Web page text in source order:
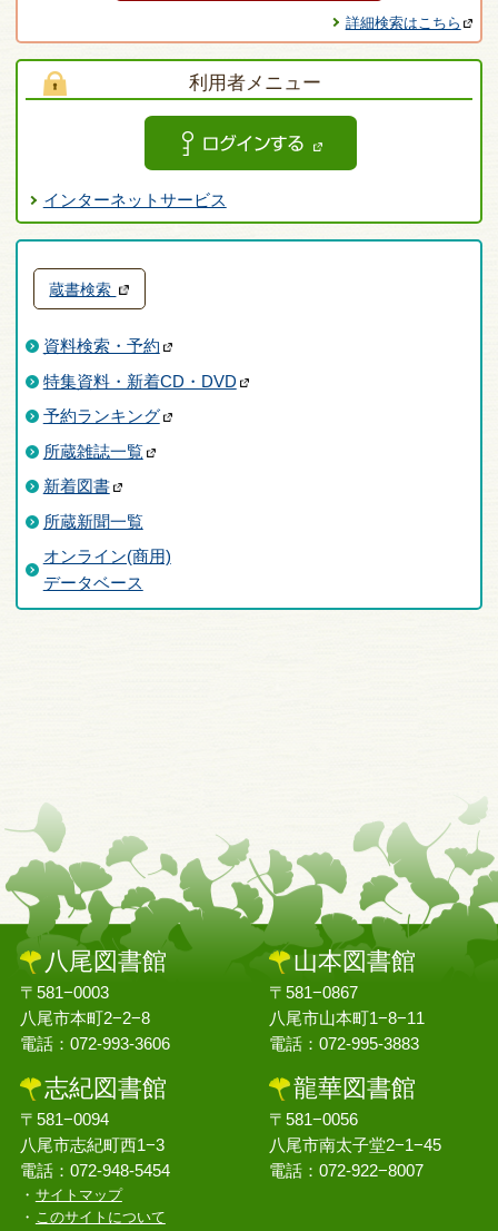
詳細検索はこちら
利用者メニュー
インターネットサービス
蔵書検索
資料検索・予約
特集資料・新着CD・DVD
予約ランキング
所蔵雑誌一覧
新着図書
所蔵新聞一覧
オンライン(商用)
データベース
八尾図書館
〒581−0003
八尾市本町2−2−8
電話：072-993-3606
山本図書館
〒581−0867
八尾市山本町1−8−11
電話：072-995-3883
志紀図書館
〒581−0094
八尾市志紀町西1−3
電話：072-948-5454
龍華図書館
〒581−0056
八尾市南太子堂2−1−45
電話：072-922−8007
サイトマップ
このサイトについて